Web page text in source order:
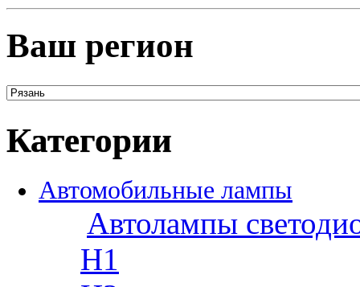
Ваш регион
Категории
Автомобильные лампы
Автолампы
H1